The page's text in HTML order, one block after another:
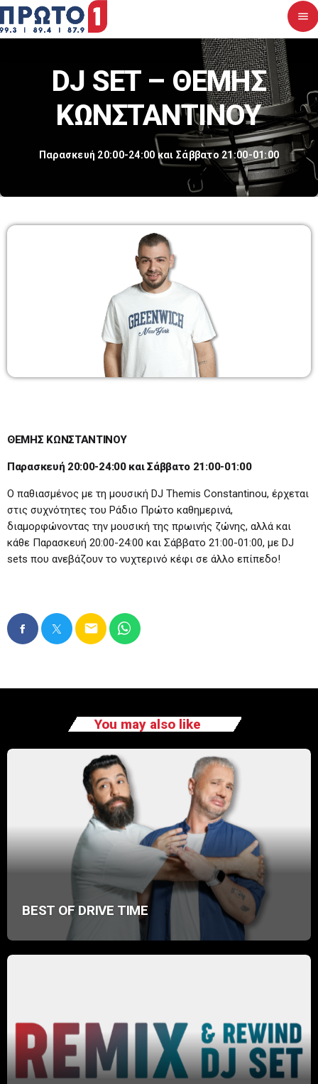
menu
close
Αρχική
Σχετικά με εμάς
Νέα
Διαγωνισμοί
Επικοινωνία
DJ SET – ΘΕΜΗΣ ΚΩΝΣΤΑΝΤΙΝΟΥ
Παρασκευή 20:00-24:00 και Σάββατο 21:00-
20:00 - 12:00
13:00 - 14:00
DJ SET – ΘΕΜΗΣ
ΚΩΝΣΤΑΝΤΙΝΟΥ
Παρασκευή 20:00-24:00 και Σάββατο 21:00-01:00
ΘΕΜΗΣ ΚΩΝΣΤΑΝΤΙΝΟΥ
Παρασκευή 20:00-24:00 και Σάββατο 21:00-01:00
Ο παθιασμένος με τη μουσική DJ Themis Constantinou, έρχεται
στις συχνότητες του Ράδιο Πρώτο καθημερινά,
διαμορφώνοντας την μουσική της πρωινής ζώνης, αλλά και
κάθε Παρασκευή 20:00-24:00 και Σάββατο 21:00-01:00, με DJ
sets που ανεβάζουν το νυχτερινό κέφι σε άλλο επίπεδο!
email
You may also like
BEST OF DRIVE TIME